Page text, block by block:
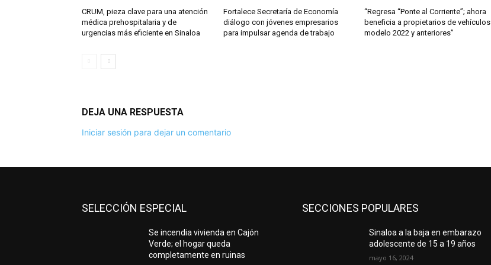
CRUM, pieza clave para una atención
médica prehospitalaria y de
urgencias más eficiente en Sinaloa
Fortalece Secretaría de Economía
diálogo con jóvenes empresarios
para impulsar agenda de trabajo
“Regresa “Ponte al Corriente”; ahora
beneficia a propietarios de vehículos
modelo 2022 y anteriores”
DEJA UNA RESPUESTA
Iniciar sesión para dejar un comentario
SELECCIÓN ESPECIAL
Se incendia vivienda en Cajón
Verde; el hogar queda
completamente en ruinas
SECCIONES POPULARES
Sinaloa a la baja en embarazo
adolescente de 15 a 19 años
mayo 16, 2024